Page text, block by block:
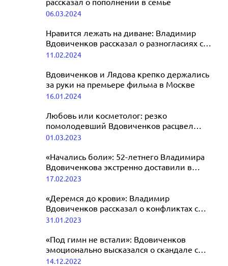
06.03.2024
Нравится лежать на диване: Владимир
Вдовиченков рассказал о разногласиях с
активной супругой
11.02.2024
Вдовиченков и Лядова крепко держались
за руки на премьере фильма в Москве
16.01.2024
Любовь или косметолог: резко
помолодевший Вдовиченков расцвел
рядом с Лядовой
01.03.2023
«Начались боли»: 52-летнего Владимира
Вдовиченкова экстренно доставили в
больницу прямо с репетиции
17.02.2023
«Деремся до крови»: Владимир
Вдовиченков рассказал о конфликтах с
женой Еленой Лядовой
31.01.2023
«Под гимн не встали»: Вдовиченков
эмоционально высказался о скандале с
Орбакайте и Ургантом
14.12.2022